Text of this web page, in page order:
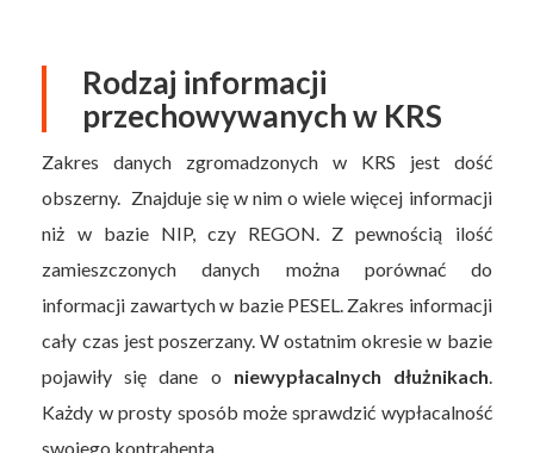
Rodzaj informacji
przechowywanych w KRS
Zakres danych zgromadzonych w KRS jest dość
obszerny. Znajduje się w nim o wiele więcej informacji
niż w bazie NIP, czy REGON. Z pewnością ilość
zamieszczonych danych można porównać do
informacji zawartych w bazie PESEL. Zakres informacji
cały czas jest poszerzany. W ostatnim okresie w bazie
pojawiły się dane o niewypłacalnych dłużnikach
Każdy w prosty sposób może sprawdzić wypłacalność
swojego kontrahenta.